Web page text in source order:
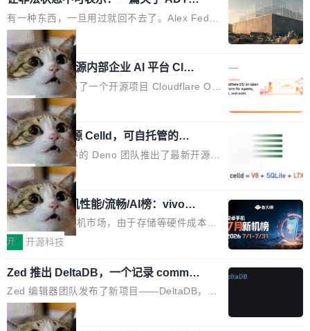
的帖子在 Reddit 火了
有一种东西，一旦用过就回不去了。Alex Fedos
eev 管它叫"软件设计的基石"。 他说的东西不新
鲜——代数数据类型（ADT），尤其是和类型
（sum type）。但他说清楚了一件事：这不是类
型系统的学术体操，是日常编码的思维方式。 文
章从一个简单的例子切入。一个网站的深色主题
设置，如果用布尔值 + 可空字段来表示——bool
ean 表示是否可切换，nullable 的默认模式、浅
色方案、深色方案——会产生大量无意义的组
合。方案缺了、配置冲突了、全 null 了。要知道
哪些组合有效，作者说，你得靠"文档、校验、或
者部落知识"。 换个写法。Rust 的 enum，两个
变体：Switchable...
局
Cloudflare 开源内部企业 AI 平台 Clou
dflare OS
Cloudflare 发布了一个开源项目 Cloudflare O
S。如果你只看官方博客，你会觉得这是又一
个"AI 知识库 + 聊天机器人"——每个大厂都在
做，没什么新鲜的。 但 Kenton Varda 在 Twitte
r 上把事情说清楚了： 今天我们发布了 Cloudfla
re OS，一个带连接器的聊天机器人，跟其他所
有科技公司做的一样。只不过，实际上它不一
样。这是 Sandstorm.io 的重制版，我十年前的
那个创业公司。不同的是，这次它构建在 Cloudf
lare Workers 上——我花了九年时间搭建的平台
——并且深度集成了 AI。这基本上是我十年秘密
计划的顶峰。 十年前，Ken...
局
Deno 团队开源 Celld，可自托管的分
布式 Durable Objects
Ryan Dahl 领导的 Deno 团队推出了最新开源项
目 Celld，一个能在自己机器上运行 Cloudflare
Workers 和 Durable Objects 的守护进程。 设
计思路很直接：每个对象是一个独立的 SQLite
数据库，按名称寻址，复制到你自己的 S3 兼容
存储库里。节点之间只通过这个存储库协调——
个小型数据库，应用天然按分片构建，单个数据
库的竞争和爆炸半径问题在设计层面就被消除
了。 闲置的 cell 会休眠到几乎不占资源。当 cel
l 迁移或唤醒时，新宿主从 S3 恢复 SQLite 数据
局
鲁大师7月新机性能/流畅/AI榜：vivo夺
性能、流畅双第一，三星Galaxy Z系列
新折叠缺席
2026年7月的手机市场，由于存储等硬件成本暴
增，手机厂商的日子也不好过啊，新机速度明显
高价的三星折叠（三星Galaxy Z Fold8 Ultra / Z
Fold8 / Z Flip8）外，其余要么是中低端机器，
例如iQOO Z11i、REDMI Note 17、REDMI No
te 17 Pro、OPPO K15，要么是vivo X300 E这
开 开源科技
Zed 推出 DeltaDB，一个记录 commit
之间所有操作的版本控制系统
Zed 编辑器团队发布了新项目——DeltaDB，一
个在 git commit 之间记录每一次编辑操作的版
本控制系统。目前处于 Early Access 阶段。 De
局